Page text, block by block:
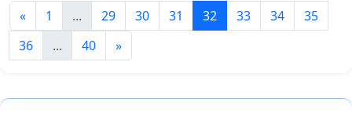
« 1 ... 29 30 31 32 33 34
35
36
... 40 »